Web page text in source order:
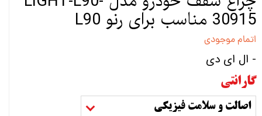
30915 مناسب برای رنو L90
اتمام موجودی
- ال ای دی
گارانتی
اصالت و سلامت فیزیکی